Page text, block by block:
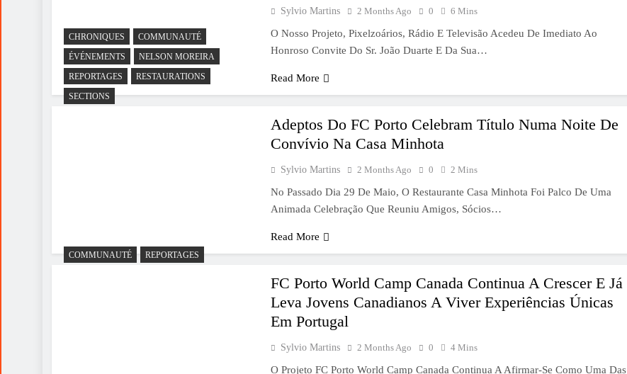
Sylvio Martins 2 Months Ago 0 6 Mins
O Nosso Projeto, Pixelzoários, Rádio E Televisão Acedeu De Imediato Ao
Honroso Convite Do Sr. João Duarte E Da Sua…
Read More
CHRONIQUES
COMMUNAUTÉ
ÉVÉNEMENTS
NELSON MOREIRA
REPORTAGES
RESTAURATIONS
SECTIONS
Adeptos Do FC Porto Celebram Título Numa Noite De
Convívio Na Casa Minhota
Sylvio Martins 2 Months Ago 0 2 Mins
No Passado Dia 29 De Maio, O Restaurante Casa Minhota Foi Palco De Uma
Animada Celebração Que Reuniu Amigos, Sócios…
Read More
COMMUNAUTÉ REPORTAGES
FC Porto World Camp Canada Continua A Crescer E Já
Leva Jovens Canadianos A Viver Experiências Únicas
Em Portugal
Sylvio Martins 2 Months Ago 0 4 Mins
O Projeto FC Porto World Camp Canada Continua A Afirmar-Se Como Uma Das